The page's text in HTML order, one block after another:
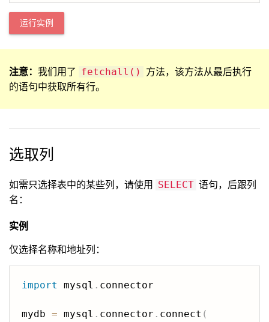
运行实例
注意： 我们用了 fetchall()
方法，该方法从最后执行
的语句中获取所有行。
选取列
如需只选择表中的某些列，请使用 SELECT 语句，后跟列
名：
实例
仅选择名称和地址列：
import mysql . connector
mydb = mysql . connector . connect (